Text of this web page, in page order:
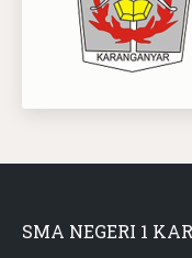
SMA NEGERI 1